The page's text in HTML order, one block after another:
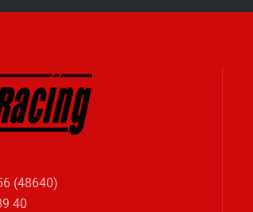
en
la
página
(48640)
40